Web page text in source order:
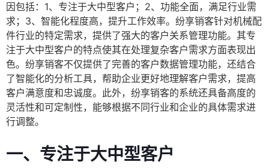
因包括：1、专注于大中型客户；2、功能全面，满足行业需
求；3、智能化程度高，提升工作效率。纷享销客针对机械配
件行业的特定需求，提供了强大的客户关系管理功能。其专
注于大中型客户的特点使其在处理复杂客户需求方面表现出
色。纷享销客不仅提供了完善的客户数据管理功能，还结合
了智能化的分析工具，帮助企业更好地理解客户需求，提高
客户满意度和忠诚度。此外，纷享销客的系统还具备高度的
灵活性和可定制性，能够根据不同行业和企业的具体需求进
行调整。
一、专注于大中型客户